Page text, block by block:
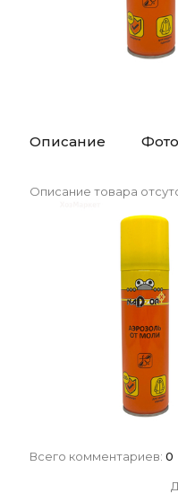
Описание
Описание товара
Всего комментариев:0